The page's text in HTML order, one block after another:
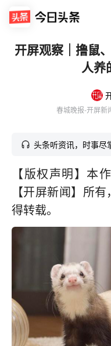
开屏观察｜撸鼠
人养
春城晚报-开屏新
头条听资讯，时事尽
【版权声明】本
【开屏新闻】所
得转载。